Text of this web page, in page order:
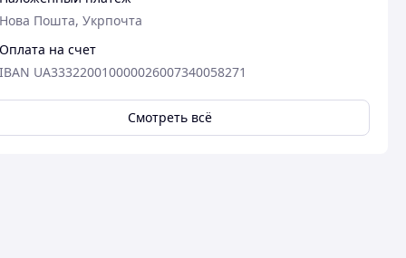
Нова Пошта, Укрпочта
Оплата на счет
IBAN UA333220010000026007340058271
Смотреть всё